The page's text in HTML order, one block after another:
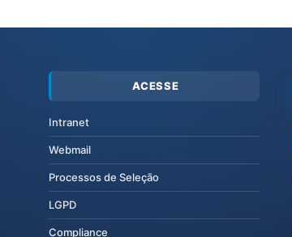
ACESSE
Intranet
Webmail
Processos de Seleção
LGPD
Compliance